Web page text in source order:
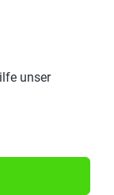
unser